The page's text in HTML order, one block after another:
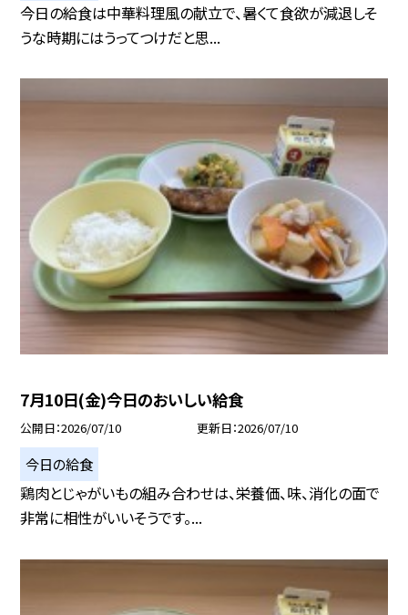
今日の給食は中華料理風の献立で、暑くて食欲が減退しそ
うな時期にはうってつけだと思...
7月10日(金)今日のおいしい給食
公開日 2026/07/10 更新日 2026/07/10
今日の給食
鶏肉とじゃがいもの組み合わせは、栄養価、味、消化の面で
非常に相性がいいそうです。...